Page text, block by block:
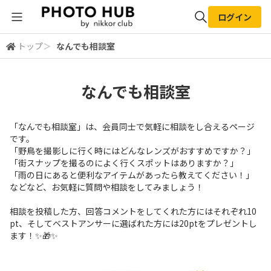
全体検索
ログイン
トップ＞ なんでも相談室
なんでも相談室
「なんでも相談室」は、会員同士で気軽に相談をし合えるページ
です。
「野鳥を撮影しに行く時にはどんなレンズがおすすめですか？」
「街スナップを撮るのによく行くスポットはありますか？」
「雨の日にあると便利なアイテムがあったら教えてください！」
などなど、お気軽に質問や相談をしてみましょう！
相談を投稿した方、回答コメントをしてくれた方にはそれぞれ10
pt、そしてベストアンサーに選ばれた方には20ptをプレゼントし
ます！✨🎁✨